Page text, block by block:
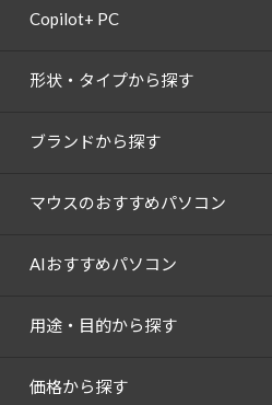
Copilot+ PC
形状・タイプから探す
ブランドから探す
マウスのおすすめパソコン
AIおすすめパソコン
用途・目的から探す
価格から探す